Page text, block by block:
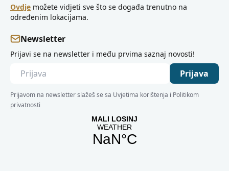
Ovdje možete vidjeti sve što se događa trenutno na
određenim lokacijama.
Newsletter
Prijavi se na newsletter i među prvima saznaj novosti!
Prijava
Prijavom na newsletter slažeš se sa Uvjetima korištenja i Politikom
privatnosti